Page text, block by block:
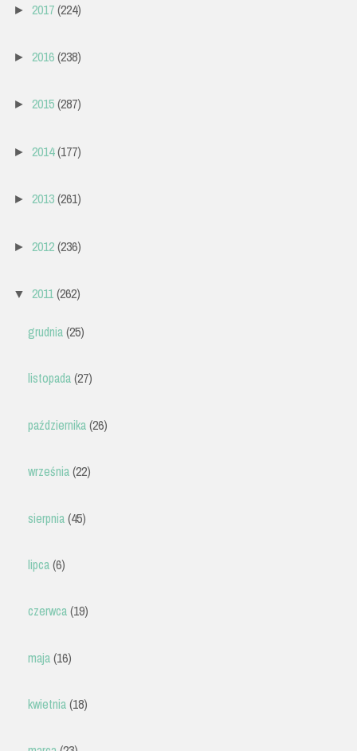
► 2017(224)
► 2016(238)
► 2015(287)
► 2014(177)
► 2013(261)
► 2012(236)
▼ 2011(262)
grudnia(25)
listopada(27)
października(26)
września(22)
sierpnia(45)
lipca(6)
czerwca(19)
maja(16)
kwietnia(18)